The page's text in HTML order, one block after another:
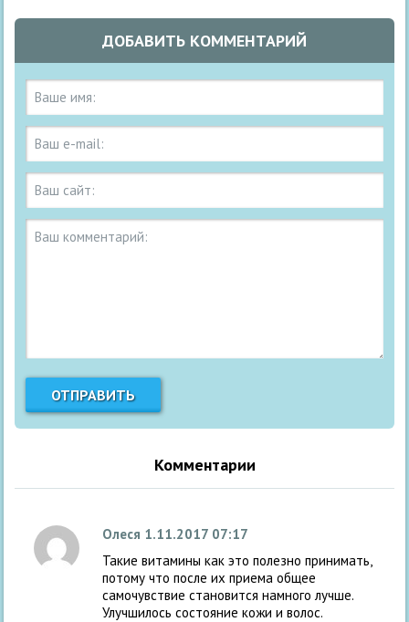
ДОБАВИТЬ КОММЕНТАРИЙ
Комментарии
Олеся 1.11.2017 07:17
Такие витамины как это полезно принимать,
потому что после их приема общее
самочувствие становится намного лучше.
Улучшилось состояние кожи и волос.